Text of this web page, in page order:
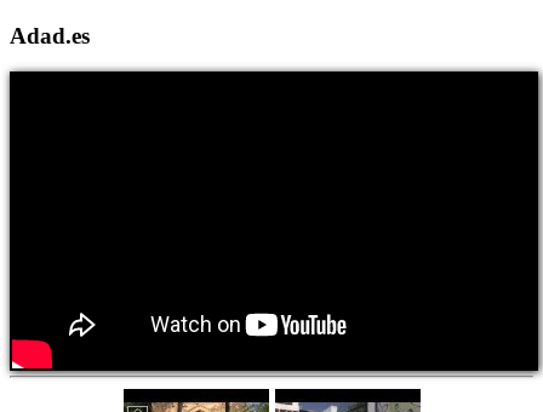
Adad.es